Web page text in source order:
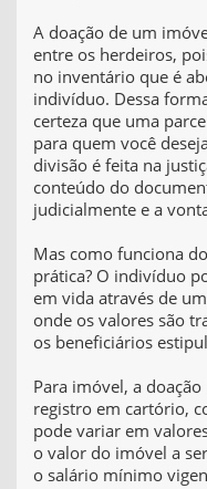
A doação de um
entre os herdeiros,
no inventário que é
indivíduo. Dessa
certeza que uma
para quem você
divisão é feita na
conteúdo do
judicialmente e a
Mas como funciona
prática? O indivíduo
em vida através de
onde os valores são
os beneficiários
Para imóvel, a
registro em cartório,
pode variar em
o valor do imóvel a
o salário mínimo